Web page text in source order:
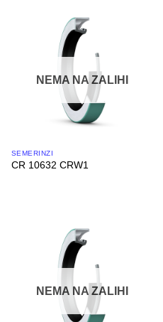
NEMA NA ZALIHI
SEMERINZI
CR 10632 CRW1
NEMA NA ZALIHI